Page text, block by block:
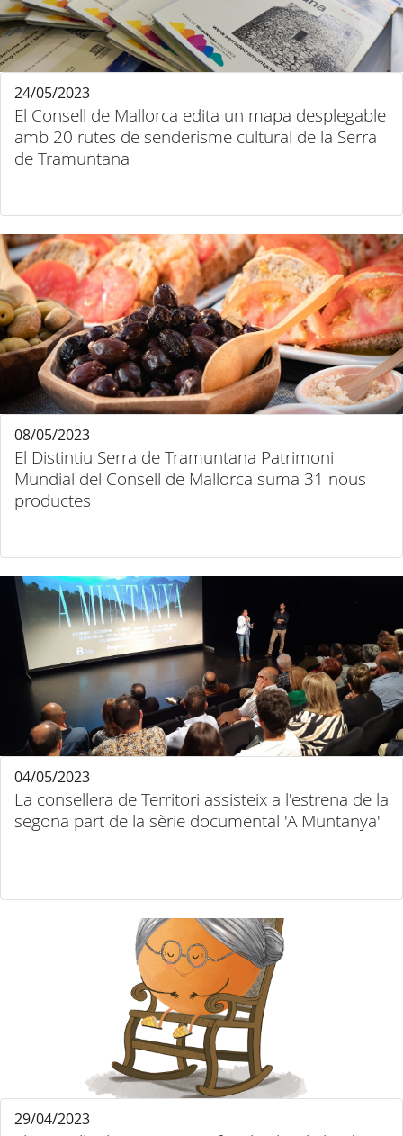
El Consell de Mallorca edita un mapa desplegable
amb 20 rutes de senderisme cultural de la Serra
de Tramuntana
24/05/2023
El Distintiu Serra de Tramuntana Patrimoni
Mundial del Consell de Mallorca suma 31 nous
productes
08/05/2023
La consellera de Territori assisteix a l'estrena de la
segona part de la sèrie documental 'A Muntanya'
04/05/2023
29/04/2023